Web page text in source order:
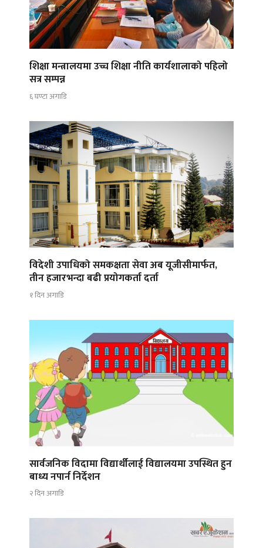
शिक्षा मन्त्रालयमा उच्च शिक्षा नीति कार्यशालाको पहिलो
सत्र सम्पन्न
६ घण्टा अगाडि
विदेशी उपाधिको समकक्षता सेवा अब यूजीसीमार्फत,
तीन हजारभन्दा बढी प्रयोगकर्ता दर्ता
१ दिन अगाडि
सार्वजनिक विदामा विद्यार्थीलाई विद्यालयमा उपस्थित हुन
बाध्य नपार्न निर्देशन
२ दिन अगाडि